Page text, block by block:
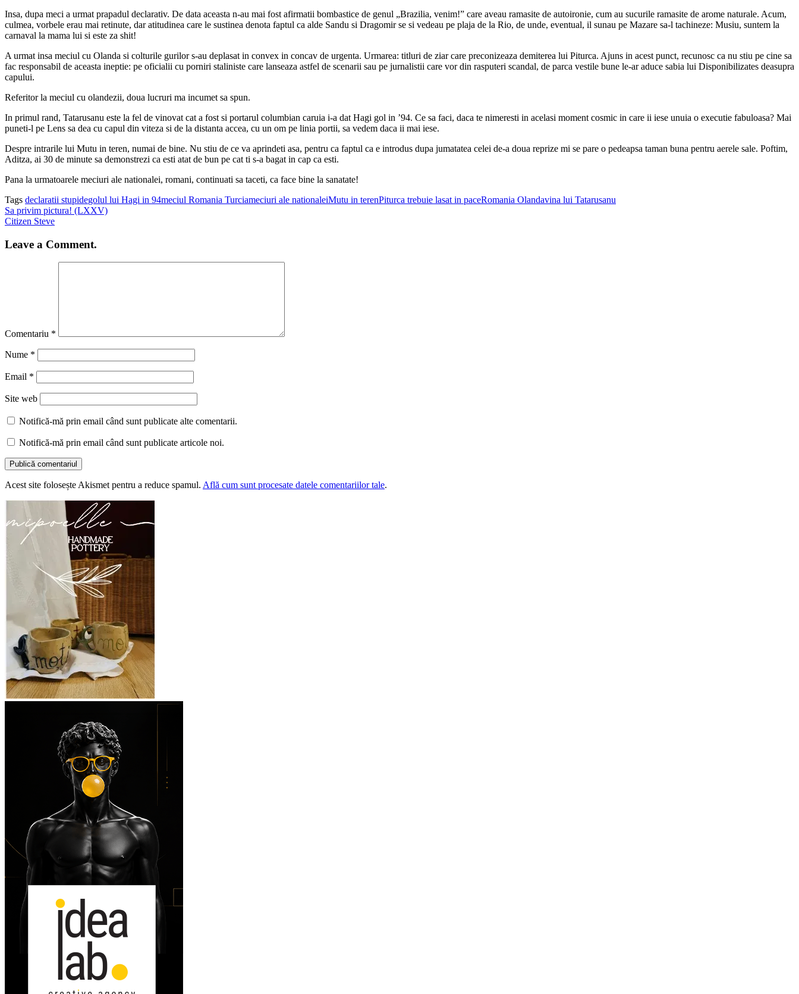
Insa, dupa meci a urmat prapadul declarativ. De data aceasta n-au mai fost afirmatii bombastice de genul „Brazilia, venim!” care aveau ramasite de autoironie, cum au sucurile ramasite de arome naturale. Acum,
culmea, vorbele erau mai retinute, dar atitudinea care le sustinea denota faptul ca alde Sandu si Dragomir se si vedeau pe plaja de la Rio, de unde, eventual, il sunau pe Mazare sa-l tachineze: Musiu, suntem la
carnaval la mama lui si este za shit!
A urmat insa meciul cu Olanda si colturile gurilor s-au deplasat in convex in concav de urgenta. Urmarea: titluri de ziar care preconizeaza demiterea lui Piturca. Ajuns in acest punct, recunosc ca nu stiu pe cine sa
fac responsabil de aceasta ineptie: pe oficialii cu porniri staliniste care lanseaza astfel de scenarii sau pe jurnalistii care vor din rasputeri scandal, de parca vestile bune le-ar aduce sabia lui Disponibilizates deasupra
capului.
Referitor la meciul cu olandezii, doua lucruri ma incumet sa spun.
In primul rand, Tatarusanu este la fel de vinovat cat a fost si portarul columbian caruia i-a dat Hagi gol in ’94. Ce sa faci, daca te nimeresti in acelasi moment cosmic in care ii iese unuia o executie fabuloasa? Mai
puneti-l pe Lens sa dea cu capul din viteza si de la distanta accea, cu un om pe linia portii, sa vedem daca ii mai iese.
Despre intrarile lui Mutu in teren, numai de bine. Nu stiu de ce va aprindeti asa, pentru ca faptul ca e introdus dupa jumatatea celei de-a doua reprize mi se pare o pedeapsa taman buna pentru aerele sale. Poftim,
Aditza, ai 30 de minute sa demonstrezi ca esti atat de bun pe cat ti s-a bagat in cap ca esti.
Pana la urmatoarele meciuri ale nationalei, romani, continuati sa taceti, ca face bine la sanatate!
Tags declaratii stupidegolul lui Hagi in 94meciul Romania Turciameciuri ale nationaleiMutu in terenPiturca trebuie lasat in paceRomania Olandavina lui Tatarusanu
Sa privim pictura! (LXXV)
Citizen Steve
Leave a Comment.
Comentariu *
Nume *
Email *
Site web
Notifică-mă prin email când sunt publicate alte comentarii.
Notifică-mă prin email când sunt publicate articole noi.
Acest site folosește Akismet pentru a reduce spamul. Află cum sunt procesate datele comentariilor tale.